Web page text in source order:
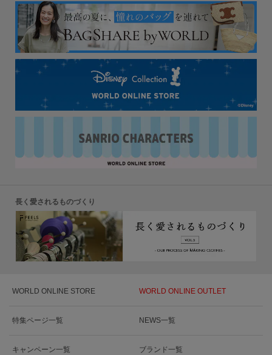
長く愛されるものづくり
WORLD ONLINE STORE WORLD ONLINE OUTLET
特集ページ一覧 NEWS一覧
キャンペーン一覧 ブランド一覧